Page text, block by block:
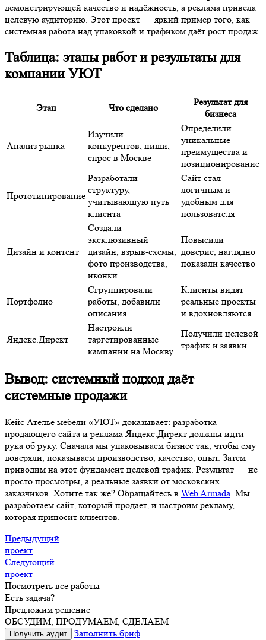
демонстрирующей качество и надёжность, а реклама привела
целевую аудиторию. Этот проект — яркий пример того, как
системная работа над упаковкой и трафиком даёт рост продаж.
Таблица: этапы работ и результаты для
компании УЮТ
Этап Что сделано
Результат для
бизнеса
Анализ рынка
Изучили
конкурентов, ниши,
спрос в Москве
Определили
уникальные
преимущества и
позиционирование
Прототипирование
Разработали
структуру,
учитывающую путь
клиента
Сайт стал
логичным и
удобным для
пользователя
Дизайн и контент
Создали
эксклюзивный
дизайн, взрыв-схемы,
фото производства,
иконки
Повысили
доверие, наглядно
показали качество
Портфолио
Сгруппировали
работы, добавили
описания
Клиенты видят
реальные проекты
и вдохновляются
Яндекс.Директ
Настроили
таргетированные
кампании на Москву
Получили целевой
трафик и заявки
Вывод: системный подход даёт
системные продажи
Кейс Ателье мебели «УЮТ» доказывает: разработка
продающего сайта и реклама Яндекс.Директ должны идти
рука об руку. Сначала мы упаковываем бизнес так, чтобы ему
доверяли, показываем производство, качество, опыт. Затем
приводим на этот фундамент целевой трафик. Результат — не
просто просмотры, а реальные заявки от московских
заказчиков. Хотите так же? Обращайтесь в Web Armada . Мы
разработаем сайт, который продаёт, и настроим рекламу,
которая приносит клиентов.
Предыдущий
проект
Следующий
проект
Посмотреть все работы
Есть задача?
Предложим решение
ОБСУДИМ, ПРОДУМАЕМ, СДЕЛАЕМ
Получить аудит Заполнить бриф